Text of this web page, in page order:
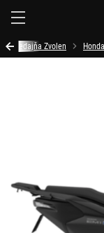
Predajňa Zvolen